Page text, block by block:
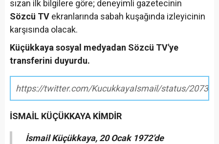
sızan ilk bilgilere göre; deneyimli gazetecinin
Sözcü TV ekranlarında sabah kuşağında izleyicinin
karşısında olacak.
Küçükkaya sosyal medyadan Sözcü TV'ye
transferini duyurdu.
https://twitter.com/KucukkayaIsmail/status/
İSMAİL KÜÇÜKKAYA KİMDİR
İsmail Küçükkaya, 20 Ocak 1972’de